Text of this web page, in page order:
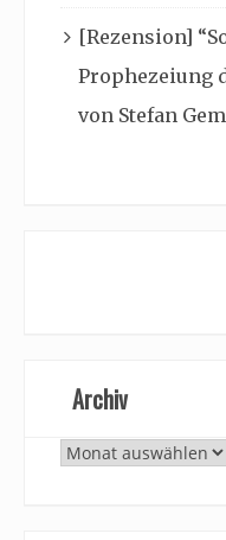
[Rezension]
Prophezeiung
von Stefan
Archiv
Archiv